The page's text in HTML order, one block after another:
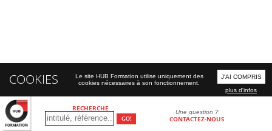
RECHERCHE Une question ?
CONTACTEZ-NOUS
COOKIES
Le site HUB Formation utilise uniquement des
cookies nécessaires à son fonctionnement.
J'AI COMPRIS
plus d'infos